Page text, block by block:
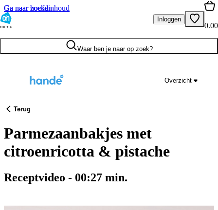
Ga naar hoofdinhoud
Ga naar zoeken
menu
Inloggen
0.00
Waar ben je naar op zoek?
Overzicht
Terug
Parmezaanbakjes met
citroenricotta & pistache
Receptvideo - 00:27 min.